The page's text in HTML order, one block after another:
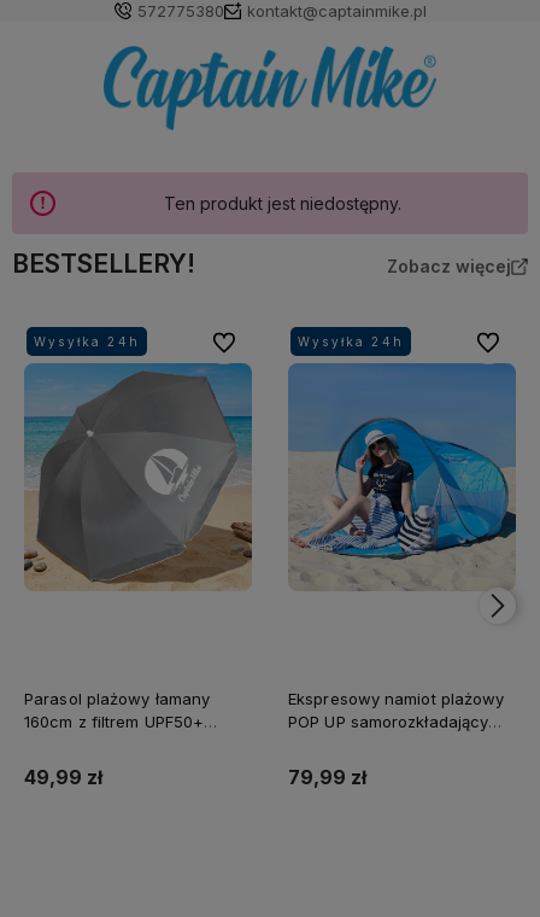
572775380 kontakt@captainmike.pl
Ten produkt jest niedostępny.
BESTSELLERY! Zobacz więcej
Wysyłka 24h
Parasol plażowy łamany
160cm z filtrem UPF50+
49,99 zł
Do ulubionychWysyłka 24h
Ekspresowy namiot plażowy
POP UP samorozkładający
79,99 zł
Do